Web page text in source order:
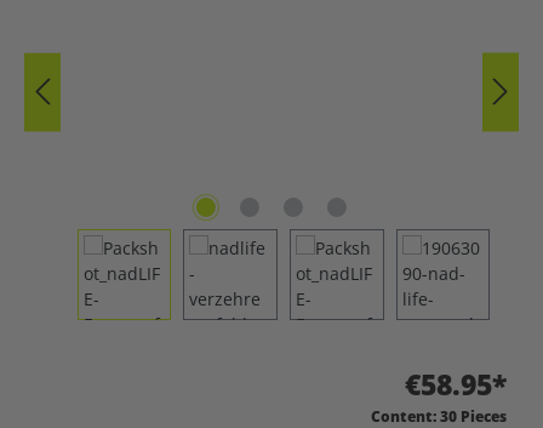
€58.95*
Content:30 Pieces